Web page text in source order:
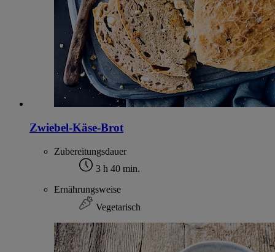
Zwiebel-Käse-Brot
Zubereitungsdauer
3 h 40 min.
Ernährungsweise
Vegetarisch